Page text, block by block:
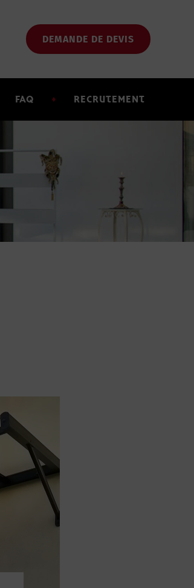
DEMANDE DE DEVIS
FAQ RECRUTEMENT